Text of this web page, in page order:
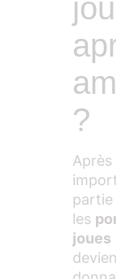
?
partie
les
joues